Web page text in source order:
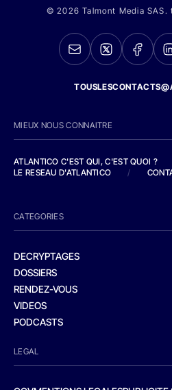
© 2026 Talmont Media
MIEUX NOUS CONNAITRE
ATLANTICO C'EST QUI, C'EST QUOI ?
LE RESEAU D'ATLANTICO
/
CATEGORIES
DECRYPTAGES
DOSSIERS
RENDEZ-VOUS
VIDEOS
PODCASTS
LEGAL